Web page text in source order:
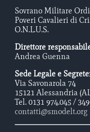
Sovrano Militare
Poveri Cavalieri di
O.N.L.U.S.
Direttore
Andrea Guenna
Sede Legale e
Via Savonarola 74
15121 Alessandria
Tel. 0131 974.045 /
contatti@smodelt.org